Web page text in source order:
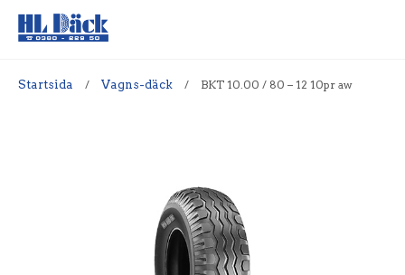
Startsida / Vagns-däck / BKT 10.00 / 80 – 12 10pr aw